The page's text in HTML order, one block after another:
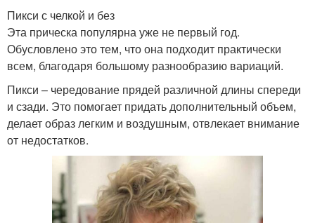
Пикси с челкой и без
Эта прическа популярна уже не первый год.
Обусловлено это тем, что она подходит практически
всем, благодаря большому разнообразию вариаций.
Пикси – чередование прядей различной длины спереди
и сзади. Это помогает придать дополнительный объем,
делает образ легким и воздушным, отвлекает внимание
от недостатков.